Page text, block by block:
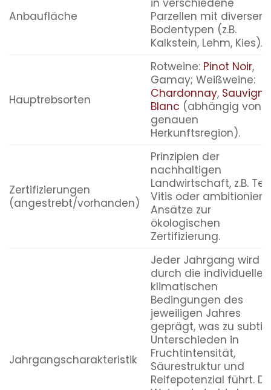
Anbaufläche
in verschiedene
Parzellen mit diversen
Bodentypen (z.B.
Kalkstein, Lehm, Kies).
Hauptrebsorten
Rotweine: Pinot Noir,
Gamay; Weißweine:
Chardonnay,
Blanc (abhängig von
genauen
Herkunftsregion).
Zertifizierungen
(angestrebt/vorhanden)
Prinzipien der
nachhaltigen
Landwirtschaft, z.B.
Vitis oder
Ansätze zur
ökologischen
Zertifizierung.
Jahrgangscharakteristik
Jeder Jahrgang wird
durch die individuellen
klimatischen
Bedingungen des
jeweiligen Jahres
geprägt, was zu
Unterschieden in
Fruchtintensität,
Säurestruktur und
Reifepotenzial führt.